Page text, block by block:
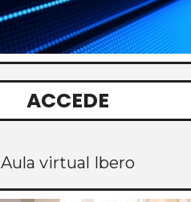
ACCEDE
Aula virtual Ibero